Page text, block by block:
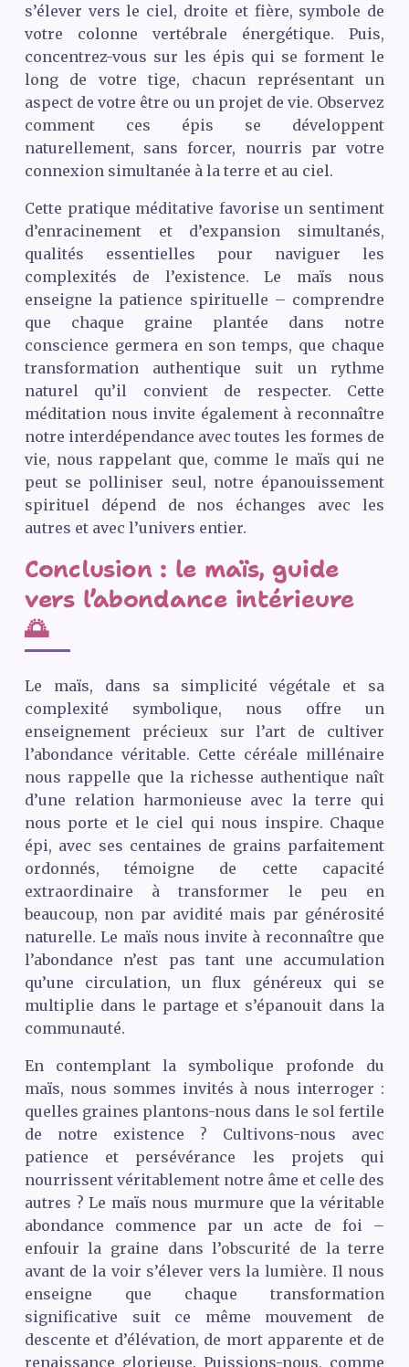
s’élever vers le ciel, droite et fière, symbole de
votre colonne vertébrale énergétique. Puis,
concentrez-vous sur les épis qui se forment le
long de votre tige, chacun représentant un
aspect de votre être ou un projet de vie. Observez
comment ces épis se développent
naturellement, sans forcer, nourris par votre
connexion simultanée à la terre et au ciel.
Cette pratique méditative favorise un sentiment
d’enracinement et d’expansion simultanés,
qualités essentielles pour naviguer les
complexités de l’existence. Le maïs nous
enseigne la patience spirituelle – comprendre
que chaque graine plantée dans notre
conscience germera en son temps, que chaque
transformation authentique suit un rythme
naturel qu’il convient de respecter. Cette
méditation nous invite également à reconnaître
notre interdépendance avec toutes les formes de
vie, nous rappelant que, comme le maïs qui ne
peut se polliniser seul, notre épanouissement
spirituel dépend de nos échanges avec les
autres et avec l’univers entier.
Conclusion : le maïs, guide
vers l’abondance intérieure
🌅
Le maïs, dans sa simplicité végétale et sa
complexité symbolique, nous offre un
enseignement précieux sur l’art de cultiver
l’abondance véritable. Cette céréale millénaire
nous rappelle que la richesse authentique naît
d’une relation harmonieuse avec la terre qui
nous porte et le ciel qui nous inspire. Chaque
épi, avec ses centaines de grains parfaitement
ordonnés, témoigne de cette capacité
extraordinaire à transformer le peu en
beaucoup, non par avidité mais par générosité
naturelle. Le maïs nous invite à reconnaître que
l’abondance n’est pas tant une accumulation
qu’une circulation, un flux généreux qui se
multiplie dans le partage et s’épanouit dans la
communauté.
En contemplant la symbolique profonde du
maïs, nous sommes invités à nous interroger :
quelles graines plantons-nous dans le sol fertile
de notre existence ? Cultivons-nous avec
patience et persévérance les projets qui
nourrissent véritablement notre âme et celle des
autres ? Le maïs nous murmure que la véritable
abondance commence par un acte de foi –
enfouir la graine dans l’obscurité de la terre
avant de la voir s’élever vers la lumière. Il nous
enseigne que chaque transformation
significative suit ce même mouvement de
descente et d’élévation, de mort apparente et de
renaissance glorieuse. Puissions-nous, comme